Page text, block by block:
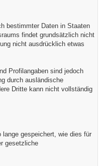
bestimmter Daten in Staaten
findet grundsätzlich nicht
nicht ausdrücklich etwas
Profilangaben sind jedoch
durch ausländische
Dritte kann nicht vollständig
lange gespeichert, wie dies für
gesetzliche